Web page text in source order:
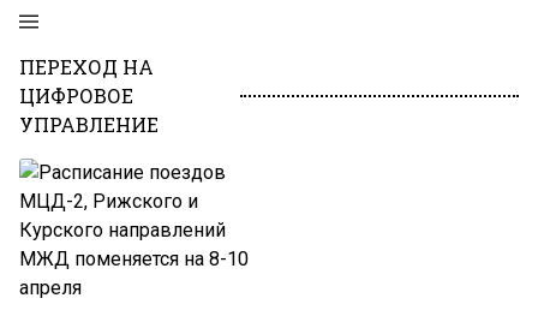
ПЕРЕХОД НА
ЦИФРОВОЕ
УПРАВЛЕНИЕ